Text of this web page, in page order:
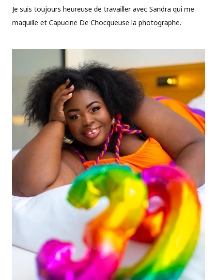
Je suis toujours heureuse de travailler avec Sandra qui me
maquille et Capucine De Chocqueuse la photographe.